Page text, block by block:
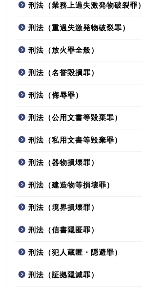
刑法（業務上過失激発物破裂罪）
刑法（重過失激発物破裂罪）
刑法（放火罪全般）
刑法（名誉毀損罪）
刑法（侮辱罪）
刑法（公用文書等毀棄罪）
刑法（私用文書等毀棄罪）
刑法（器物損壊罪）
刑法（建造物等損壊罪）
刑法（境界損壊罪）
刑法（信書隠匿罪）
刑法（犯人蔵匿・隠避罪）
刑法（証拠隠滅罪）